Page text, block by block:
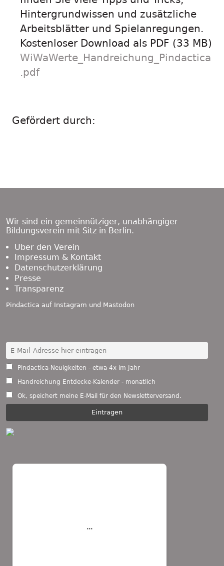
Hintergrundwissen und zusätzliche
Arbeitsblätter und Spielanregungen.
Kostenloser Download als PDF (33 MB)
WiWaWerte_Handreichung_Pindactica
.pdf
Gefördert durch:
Wir sind ein gemeinnütziger, unabhängiger
Bildungsverein mit Sitz in Berlin.
Über den Verein
Impressum & Kontakt
Datenschutzerklärung
Presse
Transparenz
Pindactica auf Instagram und Mastodon
Pindactica-Neuigkeiten - etwa 4x im Jahr
Handreichung Entdecke-Kalender - monatlich
Ok, speichert meine E-Mail für den Newsletterversand.